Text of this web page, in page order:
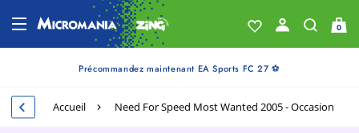
0
Précommandez maintenant EA Sports FC 27 ⚽
Accueil Need For Speed Most Wanted 2005 - Occasion